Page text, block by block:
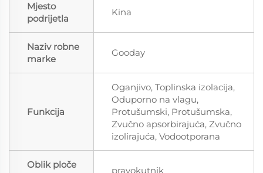
Mjesto
podrijetla
Kina
Naziv robne
marke
Gooday
Funkcija
Oganjivo, Toplinska izolacija,
Oduporno na vlagu,
Protušumski, Protušumska,
Zvučno apsorbirajuća, Zvučno
izolirajuća, Vodootporana
Oblik ploče
pravokutnik